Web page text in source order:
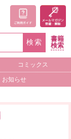
検索
書籍
検索
コミックス
お知らせ